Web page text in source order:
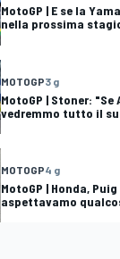
MotoGP | E se la
nella prossima
MOTOGP3 g
MotoGP | Stoner:
vedremmo tutto il
MOTOGP4 g
MotoGP | Honda,
aspettavamo